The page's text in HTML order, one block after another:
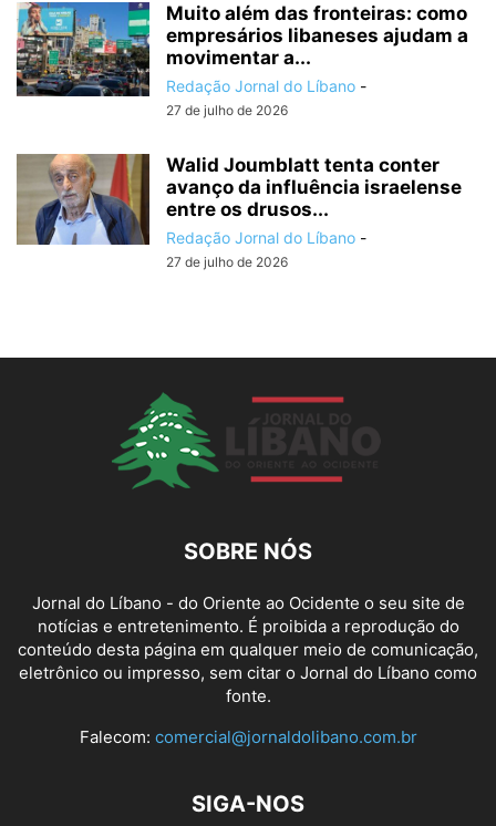
Muito além das fronteiras: como
empresários libaneses ajudam a
movimentar a...
Redação Jornal do Líbano -
27 de julho de 2026
Walid Joumblatt tenta conter
avanço da influência israelense
entre os drusos...
Redação Jornal do Líbano -
27 de julho de 2026
SOBRE NÓS
Jornal do Líbano - do Oriente ao Ocidente o seu site de
notícias e entretenimento. É proibida a reprodução do
conteúdo desta página em qualquer meio de comunicação,
eletrônico ou impresso, sem citar o Jornal do Líbano como
fonte.
Falecom: comercial@jornaldolibano.com.br
SIGA-NOS